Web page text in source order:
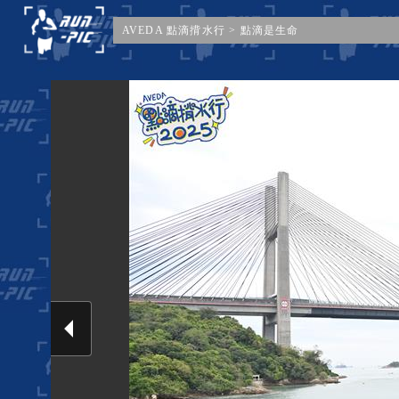
AVEDA 點滴揹水行 > 點滴是生命